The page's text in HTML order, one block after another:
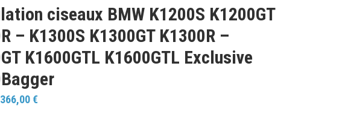
ciseaux BMW K1200S K1200GT
– K1300S K1300GT K1300R –
K1600GTL K1600GTL Exclusive
366,00€